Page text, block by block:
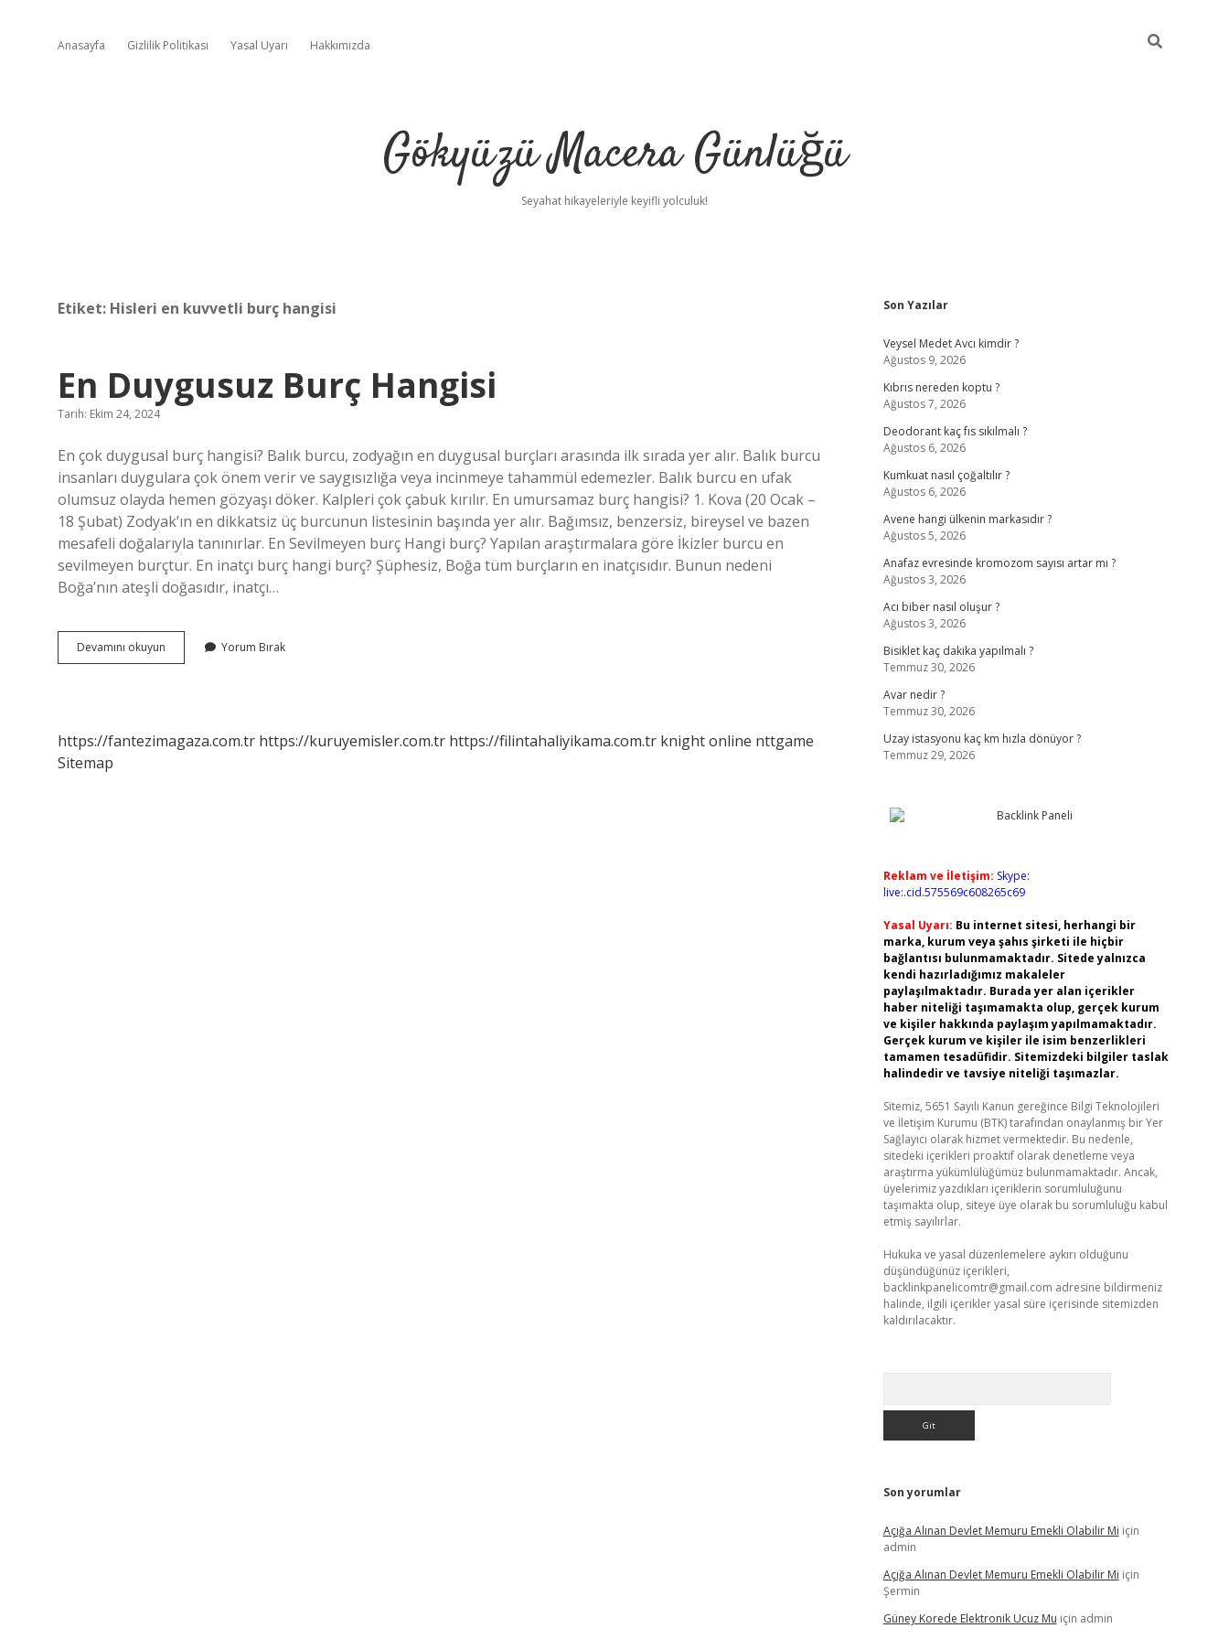
Anasayfa Gizlilik Politikası Yasal Uyarı Hakkımızda
Gökyüzü Macera Günlüğü
Seyahat hikayeleriyle keyifli yolculuk!
Etiket: Hisleri en kuvvetli burç hangisi
En Duygusuz Burç Hangisi
Tarih: Ekim 24, 2024
En çok duygusal burç hangisi? Balık burcu, zodyağın en duygusal burçları arasında ilk sırada yer alır. Balık burcu
insanları duygulara çok önem verir ve saygısızlığa veya incinmeye tahammül edemezler. Balık burcu en ufak
olumsuz olayda hemen gözyaşı döker. Kalpleri çok çabuk kırılır. En umursamaz burç hangisi? 1. Kova (20 Ocak –
18 Şubat) Zodyak’ın en dikkatsiz üç burcunun listesinin başında yer alır. Bağımsız, benzersiz, bireysel ve bazen
mesafeli doğalarıyla tanınırlar. En Sevilmeyen burç Hangi burç? Yapılan araştırmalara göre İkizler burcu en
sevilmeyen burçtur. En inatçı burç hangi burç? Şüphesiz, Boğa tüm burçların en inatçısıdır. Bunun nedeni
Boğa’nın ateşli doğasıdır, inatçı…
Devamını okuyun
Duygusuz
Yorum Bırak
https://fantezimagaza.com.tr https://kuruyemisler.com.tr https://filintahaliyikama.com.tr knight online nttgame
Sitemap
Sidebar
Son Yazılar
Veysel Medet Avcı kimdir ?
Ağustos 9, 2026
Kıbrıs nereden koptu ?
Ağustos 7, 2026
Deodorant kaç fıs sıkılmalı ?
Ağustos 6, 2026
Kumkuat nasıl çoğaltılır ?
Ağustos 6, 2026
Avene hangi ülkenin markasıdır ?
Ağustos 5, 2026
Anafaz evresinde kromozom sayısı artar mı ?
Ağustos 3, 2026
Acı biber nasıl oluşur ?
Ağustos 3, 2026
Bisiklet kaç dakika yapılmalı ?
Temmuz 30, 2026
Avar nedir ?
Temmuz 30, 2026
Uzay istasyonu kaç km hızla dönüyor ?
Temmuz 29, 2026
Reklam ve İletişim: Skype:
live:.cid.575569c608265c69
Yasal Uyarı: Bu internet sitesi, herhangi bir
marka, kurum veya şahıs şirketi ile hiçbir
bağlantısı bulunmamaktadır. Sitede yalnızca
kendi hazırladığımız makaleler
paylaşılmaktadır. Burada yer alan içerikler
haber niteliği taşımamakta olup, gerçek kurum
ve kişiler hakkında paylaşım yapılmamaktadır.
Gerçek kurum ve kişiler ile isim benzerlikleri
tamamen tesadüfidir. Sitemizdeki bilgiler taslak
halindedir ve tavsiye niteliği taşımazlar.
Sitemiz, 5651 Sayılı Kanun gereğince Bilgi Teknolojileri
ve İletişim Kurumu (BTK) tarafından onaylanmış bir Yer
Sağlayıcı olarak hizmet vermektedir. Bu nedenle,
sitedeki içerikleri proaktif olarak denetleme veya
araştırma yükümlülüğümüz bulunmamaktadır. Ancak,
üyelerimiz yazdıkları içeriklerin sorumluluğunu
taşımakta olup, siteye üye olarak bu sorumluluğu kabul
etmiş sayılırlar.
Hukuka ve yasal düzenlemelere aykırı olduğunu
düşündüğünüz içerikleri,
backlinkpanelicomtr@gmail.com adresine bildirmeniz
halinde, ilgili içerikler yasal süre içerisinde sitemizden
kaldırılacaktır.
Son yorumlar
Açığa Alınan Devlet Memuru Emekli Olabilir Mi için
admin
Açığa Alınan Devlet Memuru Emekli Olabilir Mi için
Şermin
Güney Korede Elektronik Ucuz Mu için admin